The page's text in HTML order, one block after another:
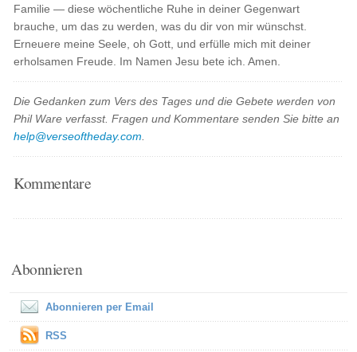
Familie — diese wöchentliche Ruhe in deiner Gegenwart
brauche, um das zu werden, was du dir von mir wünschst.
Erneuere meine Seele, oh Gott, und erfülle mich mit deiner
erholsamen Freude. Im Namen Jesu bete ich. Amen.
Die Gedanken zum Vers des Tages und die Gebete werden von
Phil Ware verfasst. Fragen und Kommentare senden Sie bitte an
help@verseoftheday.com
Kommentare
Abonnieren
Abonnieren per Email
RSS